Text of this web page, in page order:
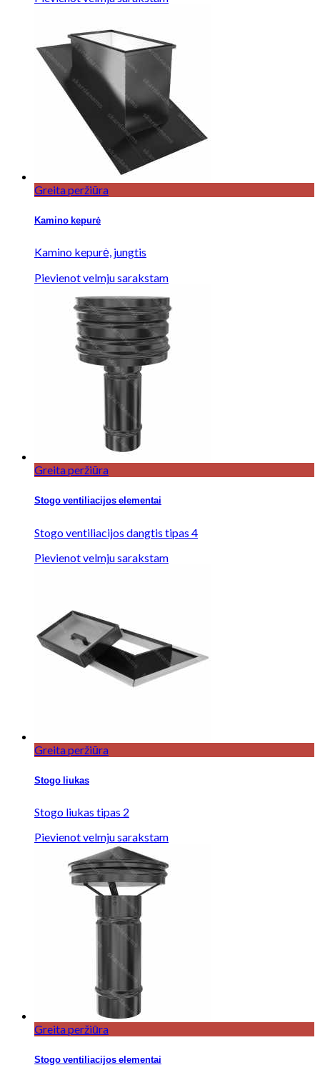
Greita peržiūra
Kamino kepurė
Kamino kepurė, jungtis
Pievienot velmju sarakstam
Greita peržiūra
Stogo ventiliacijos elementai
Stogo ventiliacijos dangtis tipas 4
Pievienot velmju sarakstam
Greita peržiūra
Stogo liukas
Stogo liukas tipas 2
Pievienot velmju sarakstam
Greita peržiūra
Stogo ventiliacijos elementai